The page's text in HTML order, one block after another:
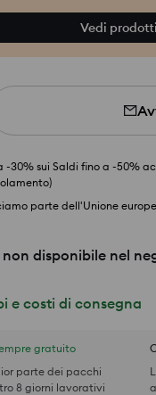
Vedi
-30% sui Saldi fino a -50%
parte dell'Unione
disponibile nel
e costi di consegna
gratuito
parte dei pacchi
8 giorni lavorativi